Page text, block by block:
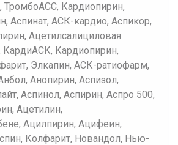
ТромбоАСС, Кардиопирин,
Аспинат, АСК-кардио, Аспикор,
Ацетилсалициловая
КардиАСК, Кардиопирин,
Элкапин, АСК-ратиофарм,
Анопирин, Аспизол,
Аспинол, Аспирин, Аспро 500,
Ацетилин,
Ацилпирин, Ацифеин,
Колфарит, Новандол, Нью-